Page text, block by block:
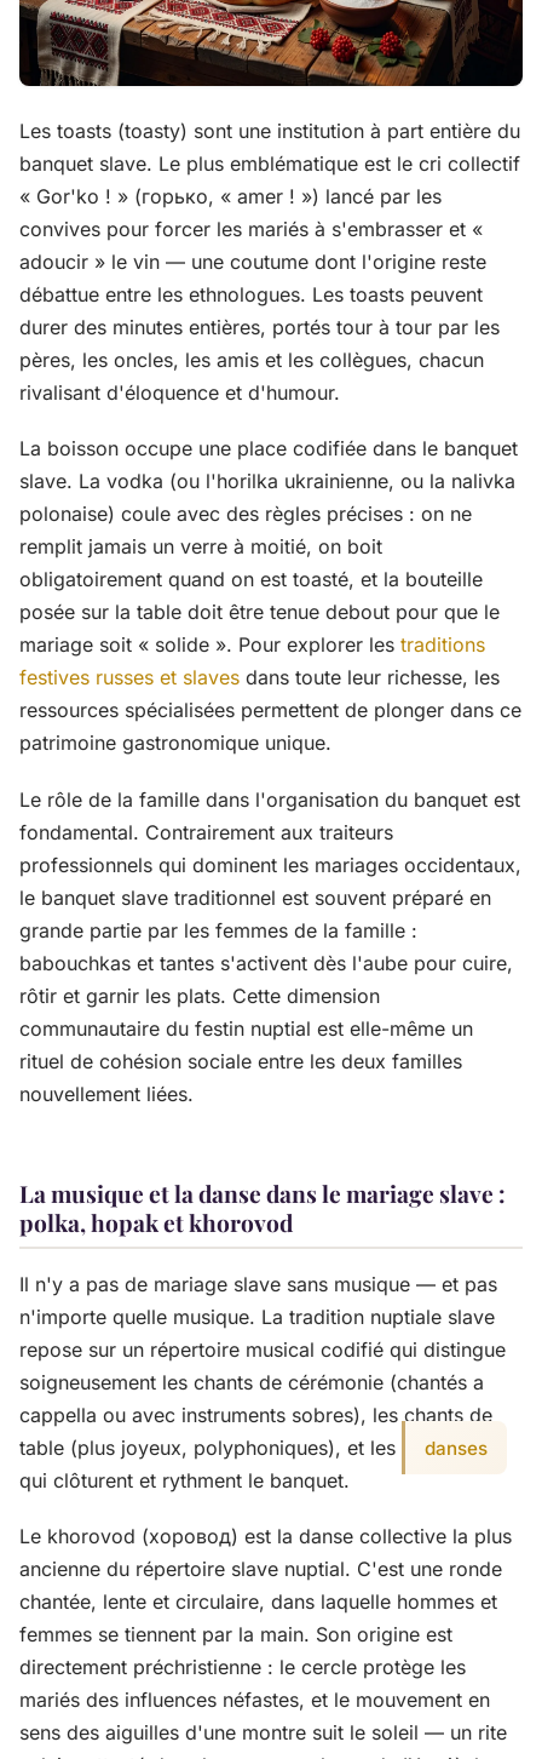
Les toasts (toasty) sont une institution à part entière du
banquet slave. Le plus emblématique est le cri collectif
« Gor'ko ! » (горько, « amer ! ») lancé par les
convives pour forcer les mariés à s'embrasser et «
adoucir » le vin — une coutume dont l'origine reste
débattue entre les ethnologues. Les toasts peuvent
durer des minutes entières, portés tour à tour par les
pères, les oncles, les amis et les collègues, chacun
rivalisant d'éloquence et d'humour.
La boisson occupe une place codifiée dans le banquet
slave. La vodka (ou l'horilka ukrainienne, ou la nalivka
polonaise) coule avec des règles précises : on ne
remplit jamais un verre à moitié, on boit
obligatoirement quand on est toasté, et la bouteille
posée sur la table doit être tenue debout pour que le
mariage soit « solide ». Pour explorer les traditions
festives russes et slaves dans toute leur richesse, les
ressources spécialisées permettent de plonger dans ce
patrimoine gastronomique unique.
Le rôle de la famille dans l'organisation du banquet est
fondamental. Contrairement aux traiteurs
professionnels qui dominent les mariages occidentaux,
le banquet slave traditionnel est souvent préparé en
grande partie par les femmes de la famille :
babouchkas et tantes s'activent dès l'aube pour cuire,
rôtir et garnir les plats. Cette dimension
communautaire du festin nuptial est elle-même un
rituel de cohésion sociale entre les deux familles
nouvellement liées.
La musique et la danse dans le mariage slave :
polka, hopak et khorovod
Il n'y a pas de mariage slave sans musique — et pas
n'importe quelle musique. La tradition nuptiale slave
repose sur un répertoire musical codifié qui distingue
soigneusement les chants de cérémonie (chantés a
cappella ou avec instruments sobres), les chants de
table (plus joyeux, polyphoniques), et les
danses
qui clôturent et rythment le banquet.
Le khorovod (хоровод) est la danse collective la plus
ancienne du répertoire slave nuptial. C'est une ronde
chantée, lente et circulaire, dans laquelle hommes et
femmes se tiennent par la main. Son origine est
directement préchristienne : le cercle protège les
mariés des influences néfastes, et le mouvement en
sens des aiguilles d'une montre suit le soleil — un rite